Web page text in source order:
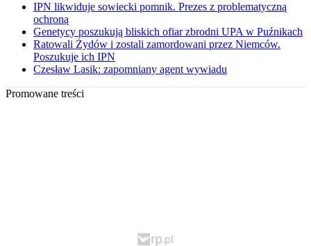
IPN likwiduje sowiecki pomnik. Prezes z problematyczną
ochroną
Genetycy poszukują bliskich ofiar zbrodni UPA w Puźnikach
Ratowali Żydów i zostali zamordowani przez Niemców.
Poszukuje ich IPN
Czesław Lasik: zapomniany agent wywiadu
Promowane treści